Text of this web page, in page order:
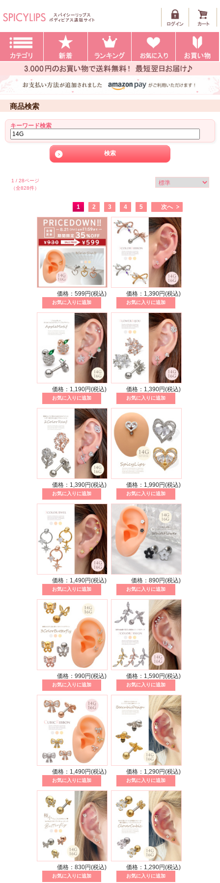
商品検索
キーワード検索
1 / 28ページ
（全828件）
1 2 3 4 5 次へ
価格：599円(税込) 価格：1,390円(税込)
価格：1,190円(税込) 価格：1,390円(税込)
価格：1,390円(税込) 価格：1,990円(税込)
価格：1,490円(税込) 価格：890円(税込)
価格：990円(税込) 価格：1,590円(税込)
価格：1,490円(税込) 価格：1,290円(税込)
価格：830円(税込) 価格：1,290円(税込)